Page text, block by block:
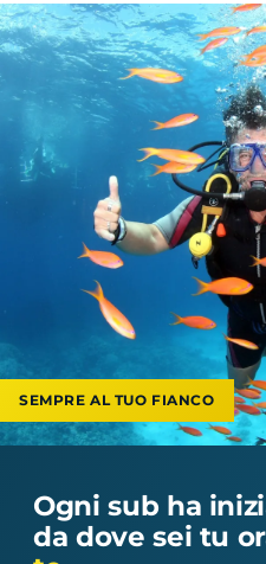
SEMPRE AL TUO FIANCO
Ogni sub ha
da dove sei tu